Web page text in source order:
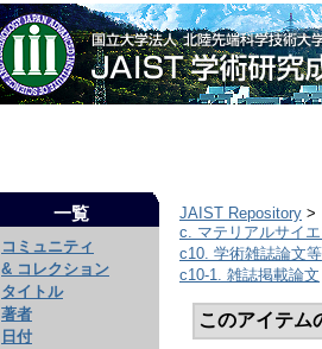
一覧
コミュニティ
& コレクション
タイトル
著者
日付
JAIST Repository >
c. マテリアルサイ
c10. 学術雑誌論文等
c10-1. 雑誌掲載論文
このアイテム